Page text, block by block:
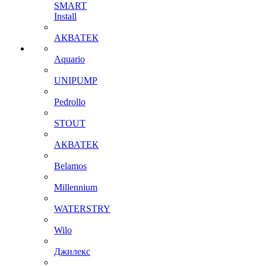
SMART
Install
АКВАТЕК
Aquario
UNIPUMP
Pedrollo
STOUT
АКВАТЕК
Belamos
Millennium
WATERSTRY
Wilo
Джилекс